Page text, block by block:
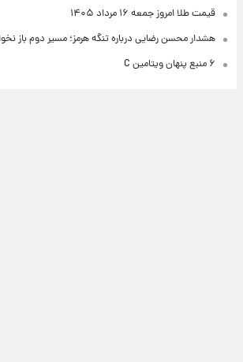
قیمت طلا امروز جمعه ۱۶ مرداد ۱۴۰۵
هشدار محسن رضایی درباره تنگه هرمز؛ مسیر دوم باز
۶ منبع پنهان ویتامین C